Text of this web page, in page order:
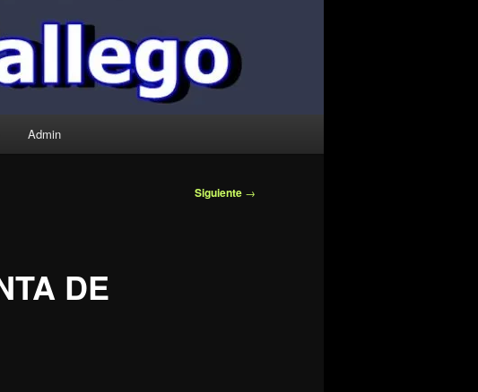
Admin
Siguiente →
DE